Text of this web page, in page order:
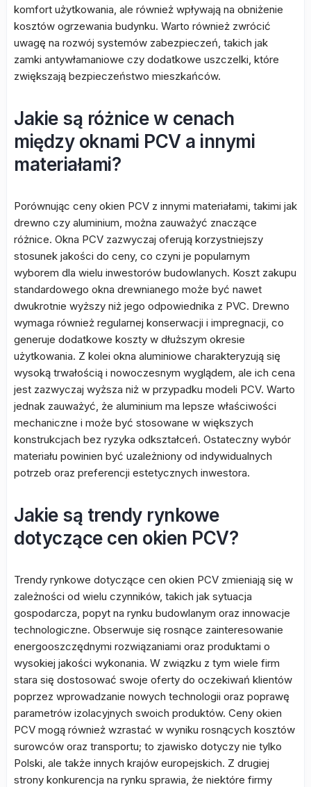
komfort użytkowania, ale również wpływają na obniżenie
kosztów ogrzewania budynku. Warto również zwrócić
uwagę na rozwój systemów zabezpieczeń, takich jak
zamki antywłamaniowe czy dodatkowe uszczelki, które
zwiększają bezpieczeństwo mieszkańców.
Jakie są różnice w cenach
między oknami PCV a innymi
materiałami?
Porównując ceny okien PCV z innymi materiałami, takimi jak
drewno czy aluminium, można zauważyć znaczące
różnice. Okna PCV zazwyczaj oferują korzystniejszy
stosunek jakości do ceny, co czyni je popularnym
wyborem dla wielu inwestorów budowlanych. Koszt zakupu
standardowego okna drewnianego może być nawet
dwukrotnie wyższy niż jego odpowiednika z PVC. Drewno
wymaga również regularnej konserwacji i impregnacji, co
generuje dodatkowe koszty w dłuższym okresie
użytkowania. Z kolei okna aluminiowe charakteryzują się
wysoką trwałością i nowoczesnym wyglądem, ale ich cena
jest zazwyczaj wyższa niż w przypadku modeli PCV. Warto
jednak zauważyć, że aluminium ma lepsze właściwości
mechaniczne i może być stosowane w większych
konstrukcjach bez ryzyka odkształceń. Ostateczny wybór
materiału powinien być uzależniony od indywidualnych
potrzeb oraz preferencji estetycznych inwestora.
Jakie są trendy rynkowe
dotyczące cen okien PCV?
Trendy rynkowe dotyczące cen okien PCV zmieniają się w
zależności od wielu czynników, takich jak sytuacja
gospodarcza, popyt na rynku budowlanym oraz innowacje
technologiczne. Obserwuje się rosnące zainteresowanie
energooszczędnymi rozwiązaniami oraz produktami o
wysokiej jakości wykonania. W związku z tym wiele firm
stara się dostosować swoje oferty do oczekiwań klientów
poprzez wprowadzanie nowych technologii oraz poprawę
parametrów izolacyjnych swoich produktów. Ceny okien
PCV mogą również wzrastać w wyniku rosnących kosztów
surowców oraz transportu; to zjawisko dotyczy nie tylko
Polski, ale także innych krajów europejskich. Z drugiej
strony konkurencja na rynku sprawia, że niektóre firmy